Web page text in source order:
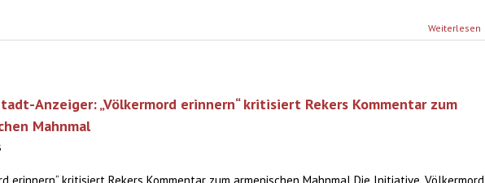
Weiterlesen
Anzeiger: „Völkermord erinnern“ kritisiert Rekers Kommentar zum
Mahnmal